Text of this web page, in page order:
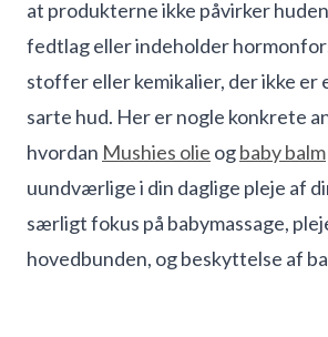
at produkterne ikke påvirker
fedtlag eller indeholder
stoffer eller kemikalier, der ikke er
sarte hud. Her er nogle konkrete
hvordan Mushies olie ogbaby balm
uundværlige i din daglige pleje af
særligt fokus på babymassage,
hovedbunden, og beskyttelse af